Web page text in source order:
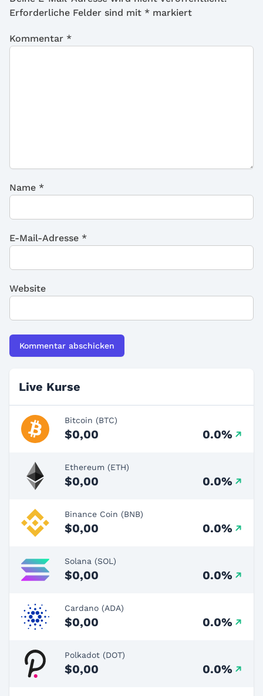
Erforderliche Felder sind mit * markiert
Kommentar *
Name *
E-Mail-Adresse *
Website
Live Kurse
Bitcoin (BTC)
$0,00 0.0%
Ethereum (ETH)
$0,00 0.0%
Binance Coin (BNB)
$0,00 0.0%
Solana (SOL)
$0,00 0.0%
Cardano (ADA)
$0,00 0.0%
Polkadot (DOT)
$0,00 0.0%